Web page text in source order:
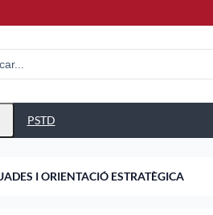
PSTD
I ORIENTACIÓ ESTRATÈGICA